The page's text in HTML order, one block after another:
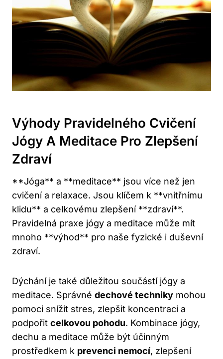
Výhody Pravidelného Cvičení
Jógy A Meditace Pro Zlepšení
Zdraví
**Jóga** a **meditace** jsou více než jen
cvičení a relaxace. Jsou klíčem k **vnitřnímu
klidu** a celkovému zlepšení **zdraví**.
Pravidelná praxe jógy a meditace může mít
mnoho **výhod** pro naše fyzické i duševní
zdraví.
Dýchání je také důležitou součástí jógy a
meditace. Správné dechové techniky mohou
pomoci snížit stres, zlepšit koncentraci a
podpořit celkovou pohodu. Kombinace jógy,
dechu a meditace může být účinným
prostředkem k prevenci nemocí, zlepšení